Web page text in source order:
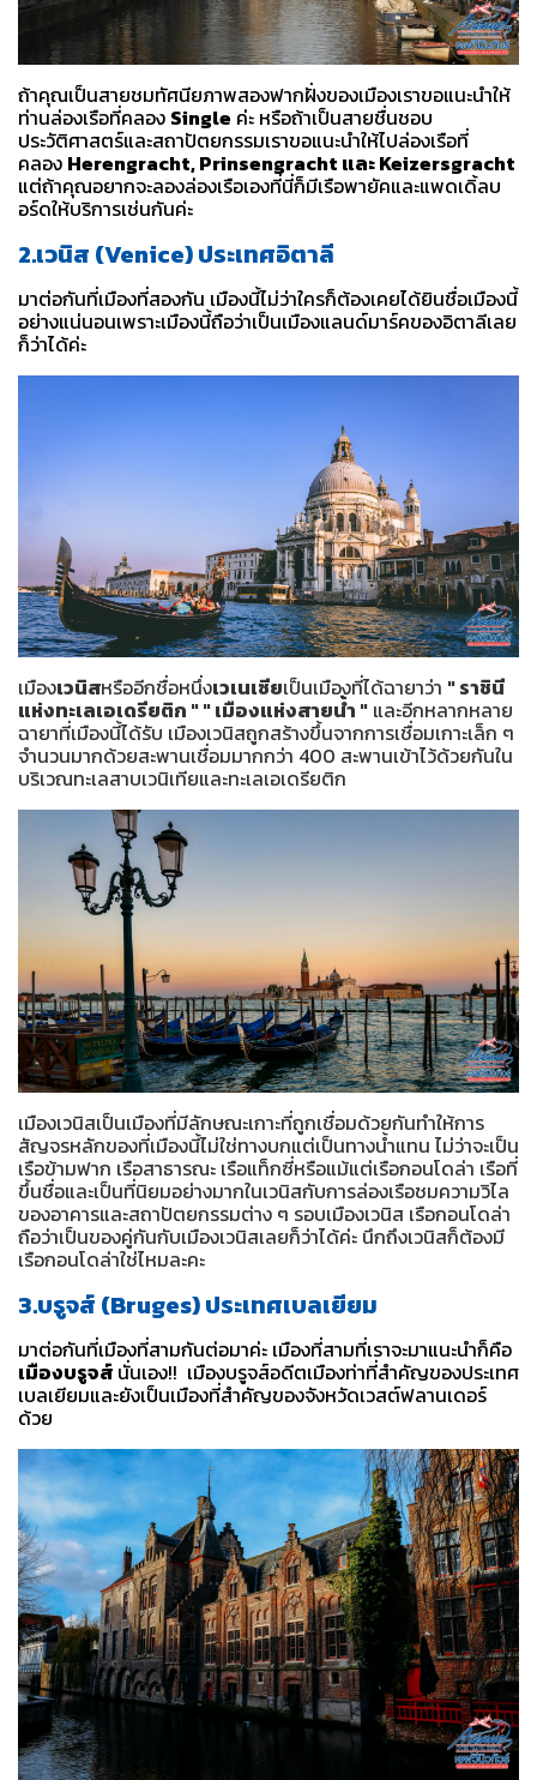
ถ้าคุณเป็นสายชมทัศนียภาพสองฟากฝั่งของเมืองเราขอแนะนำให้
ท่านล่องเรือที่คลอง Single ค่ะ หรือถ้าเป็นสายชื่นชอบ
ประวัติศาสตร์และสถาปัตยกรรมเราขอแนะนำให้ไปล่องเรือที่
คลอง Herengracht, Prinsengracht และ Keizersgracht
แต่ถ้าคุณอยากจะลองล่องเรือเองที่นี่ก็มีเรือพายัคและแพดเดิ้ลบ
อร์ดให้บริการเช่นกันค่ะ
2.เวนิส (Venice) ประเทศอิตาลี
มาต่อกันที่เมืองที่สองกัน เมืองนี้ไม่ว่าใครก็ต้องเคยได้ยินชื่อเมืองนี้
อย่างแน่นอนเพราะเมืองนี้ถือว่าเป็นเมืองแลนด์มาร์คของอิตาลีเลย
ก็ว่าได้ค่ะ
เมืองเวนิสหรืออีกชื่อหนึ่งเวเนเซียเป็นเมืองที่ได้ฉายาว่า " ราชินี
แห่งทะเลเอเดรียติก " " เมืองแห่งสายน้ำ " และอีกหลากหลาย
ฉายาที่เมืองนี้ได้รับ เมืองเวนิสถูกสร้างขึ้นจากการเชื่อมเกาะเล็ก ๆ
จำนวนมากด้วยสะพานเชื่อมมากกว่า 400 สะพานเข้าไว้ด้วยกันใน
บริเวณทะเลสาบเวนิเทียและทะเลเอเดรียติก
เมืองเวนิสเป็นเมืองที่มีลักษณะเกาะที่ถูกเชื่อมด้วยกันทำให้การ
สัญจรหลักของที่เมืองนี้ไม่ใช่ทางบกแต่เป็นทางน้ำแทน ไม่ว่าจะเป็น
เรือข้ามฟาก เรือสาธารณะ เรือแท็กซี่หรือแม้แต่เรือกอนโดล่า เรือที่
ขึ้นชื่อและเป็นที่นิยมอย่างมากในเวนิสกับการล่องเรือชมความวิไล
ของอาคารและสถาปัตยกรรมต่าง ๆ รอบเมืองเวนิส เรือกอนโดล่า
ถือว่าเป็นของคู่กันกับเมืองเวนิสเลยก็ว่าได้ค่ะ นึกถึงเวนิสก็ต้องมี
เรือกอนโดล่าใช่ไหมละคะ
3.บรูจส์ (Bruges) ประเทศเบลเยียม
มาต่อกันที่เมืองที่สามกันต่อมาค่ะ เมืองที่สามที่เราจะมาแนะนำก็คือ
เมืองบรูจส์ นั่นเอง!! เมืองบรูจส์อดีตเมืองท่าที่สำคัญของประเทศ
เบลเยียมและยังเป็นเมืองที่สำคัญของจังหวัดเวสต์ฟลานเดอร์
ด้วย